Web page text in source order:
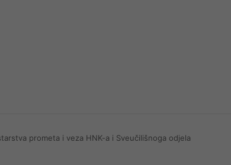
prometa i veza HNK-a i Sveučilišnoga odjela